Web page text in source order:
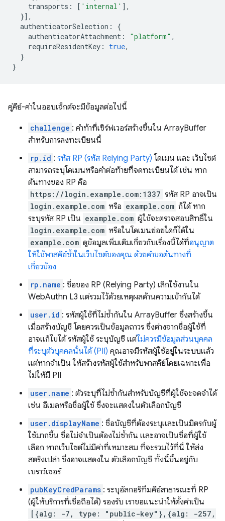
transports : [ 'internal' ],
}],
authenticatorSelection :
{
authenticatorAttachment : "platform" ,
requireResidentKey : true,
}
}
คู่คีย์-ค่าในออบเจ็กต์จะมีข้อมูลต่อไปนี้
challenge : คำท้าที่เซิร์ฟเวอร์สร้างขึ้นใน ArrayBuffer
สำหรับการลงทะเบียนนี้
rp.id : รหัส RP (รหัส Relying Party) โดเมน และ เว็บไซต์
สามารถระบุโดเมนหรือคำต่อท้ายที่จดทะเบียนได้ เช่น หาก
ต้นทางของ RP คือ
https://login.example.com:1337 รหัส RP อาจเป็น
login.example.com หรือ example.com ก็ได้ หาก
ระบุรหัส RP เป็น example.com ผู้ใช้จะตรวจสอบสิทธิ์ใน
login.example.com หรือในโดเมนย่อยใดก็ได้ใน
example.com ดูข้อมูลเพิ่มเติมเกี่ยวกับเรื่องนี้ได้ที่อนุญาต
ให้ใช้พาสคีย์ซ้ำในเว็บไซต์ของคุณ ด้วยคำขอต้นทางที่
เกี่ยวข้อง
rp.name : ชื่อของ RP (Relying Party) เลิกใช้งานใน
WebAuthn L3 แต่รวมไว้ด้วยเหตุผลด้านความเข้ากันได้
user.id : รหัสผู้ใช้ที่ไม่ซ้ำกันใน ArrayBuffer ซึ่งสร้างขึ้น
เมื่อสร้างบัญชี โดยควรเป็นข้อมูลถาวร ซึ่งต่างจากชื่อผู้ใช้ที่
อาจแก้ไขได้ รหัสผู้ใช้ ระบุบัญชี แต่ไม่ควรมีข้อมูลส่วนบุคคล
ที่ระบุตัวบุคคลนั้นได้ (PII) คุณอาจมีรหัสผู้ใช้อยู่ในระบบแล้ว
แต่หากจำเป็น ให้สร้างรหัสผู้ใช้สำหรับพาสคีย์โดยเฉพาะเพื่อ
ไม่ให้มี PII
user.name : ตัวระบุที่ไม่ซ้ำกันสำหรับบัญชีที่ผู้ใช้จะจดจำได้
เช่น อีเมลหรือชื่อผู้ใช้ ซึ่งจะแสดงในตัวเลือกบัญชี
user.displayName : ชื่อบัญชีที่ต้องระบุและเป็นมิตรกับผู้
ใช้มากขึ้น ชื่อไม่จำเป็นต้องไม่ซ้ำกัน และอาจเป็นชื่อที่ผู้ใช้
เลือก หากเว็บไซต์ไม่มีค่าที่เหมาะสม ที่จะรวมไว้ที่นี่ ให้ส่ง
สตริงเปล่า ซึ่งอาจแสดงใน ตัวเลือกบัญชี ทั้งนี้ขึ้นอยู่กับ
เบราว์เซอร์
pubKeyCredParams : ระบุอัลกอริทึมคีย์สาธารณะที่ RP
(ผู้ให้บริการที่เชื่อถือได้) รองรับ เราขอแนะนำให้ตั้งค่าเป็น
[{alg: -7, type: "public-key"},{alg: -257,